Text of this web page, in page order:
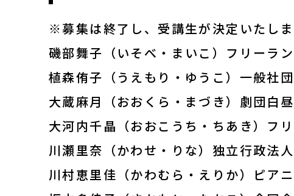
※募集は終了し、受講生が決定いたし
磯部舞子（いそべ・まいこ）フリーラ
植森侑子（うえもり・ゆうこ）一般社
大蔵麻月（おおくら・まづき）劇団白
大河内千晶（おおこうち・ちあき）フ
川瀬里奈（かわせ・りな）独立行政法
川村恵里佳（かわむら・えりか）ピ